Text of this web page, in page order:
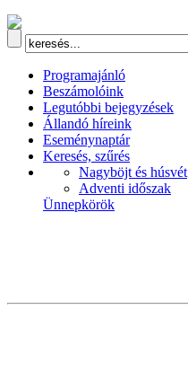
Programajánló
Beszámolóink
Legutóbbi bejegyzések
Állandó híreink
Eseménynaptár
Keresés, szűrés
Nagyböjt és húsvét
Adventi időszak
Ünnepkörök